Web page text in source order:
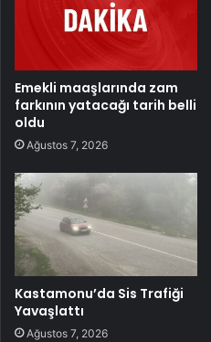
Emekli maaşlarında zam
farkının yatacağı tarih belli
oldu
Ağustos 7, 2026
Kastamonu’da Sis Trafiği
Yavaşlattı
Ağustos 7, 2026